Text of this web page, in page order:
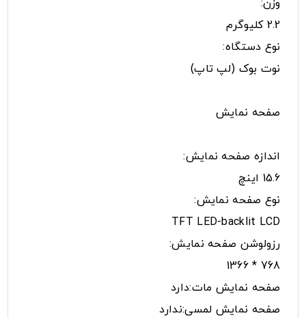
وزن:
2.2 کلیوگرم
نوع دستگاه:
نوت بوک (لپ تاپ)
صفحه نمایش
اندازه صفحه نمایش:
15.6 اینچ
نوع صفحه نمایش:
TFT LED-backlit LCD
رزولوشن صفحه نمایش:
768 * 1366
صفحه نمایش مات:دارد
صفحه نمایش لمسی:ندارد